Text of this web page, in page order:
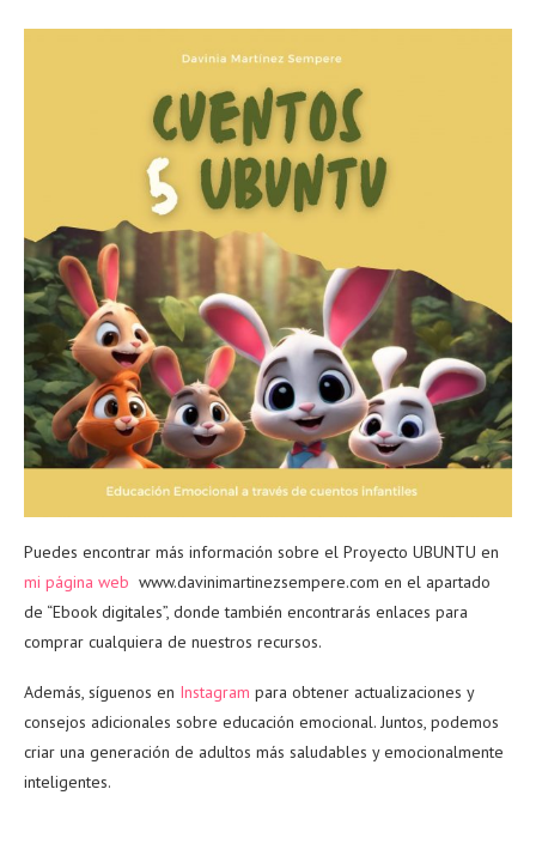
Puedes encontrar más información sobre el Proyecto UBUNTU en
mi página web www.davinimartinezsempere.com en el apartado
de “Ebook digitales”, donde también encontrarás enlaces para
comprar cualquiera de nuestros recursos.
Además, síguenos en Instagram para obtener actualizaciones y
consejos adicionales sobre educación emocional. Juntos, podemos
criar una generación de adultos más saludables y emocionalmente
inteligentes.